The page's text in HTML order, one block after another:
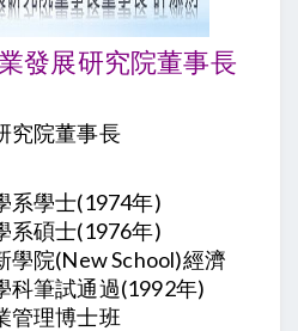
發展研究院董事長
究院董事長
系學士(1974年)
系碩士(1976年)
學院(New School)經濟
科筆試通過(1992年)
管理博士班